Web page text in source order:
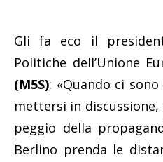
Gli fa eco il
Politiche dell’Unione
(M5S): «Quando ci
mettersi in
peggio della
Berlino prenda le